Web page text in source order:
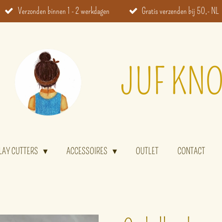
Verzonden binnen 1 - 2 werkdagen Gratis verzenden bij 50,- NL
JUF
CUTTERS ACCESSOIRES OUTLET CONTACT